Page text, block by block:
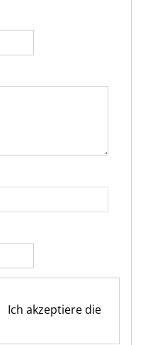
Ich akzeptiere die